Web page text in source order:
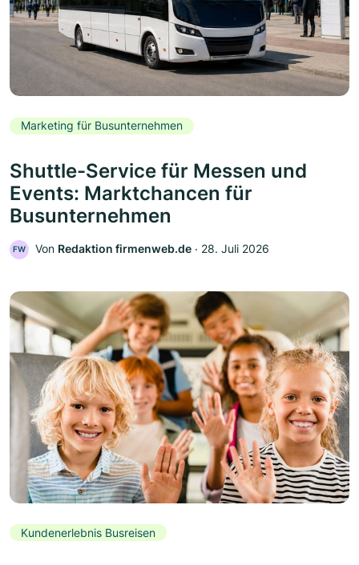
Marketing für Busunternehmen
Shuttle-Service für Messen und
Events: Marktchancen für
Busunternehmen
FW Von Redaktion firmenweb.de ‧ 28. Juli 2026
Kundenerlebnis Busreisen